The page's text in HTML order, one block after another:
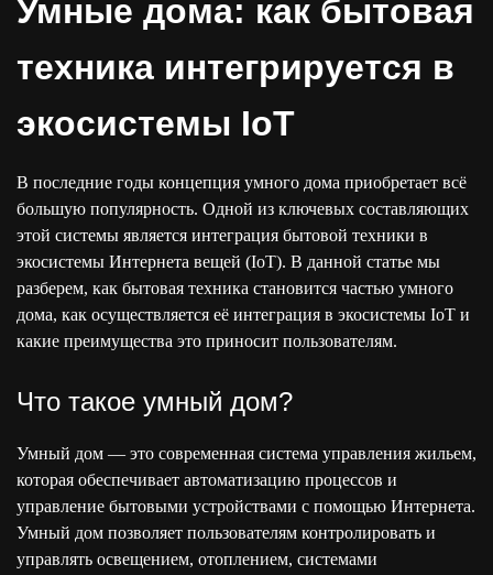
Умные дома: как бытовая
техника интегрируется в
экосистемы IoT
В последние годы концепция умного дома приобретает всё
большую популярность. Одной из ключевых составляющих
этой системы является интеграция бытовой техники в
экосистемы Интернета вещей (IoT). В данной статье мы
разберем, как бытовая техника становится частью умного
дома, как осуществляется её интеграция в экосистемы IoT и
какие преимущества это приносит пользователям.
Что такое умный дом?
Умный дом — это современная система управления жильем,
которая обеспечивает автоматизацию процессов и
управление бытовыми устройствами с помощью Интернета.
Умный дом позволяет пользователям контролировать и
управлять освещением, отоплением, системами